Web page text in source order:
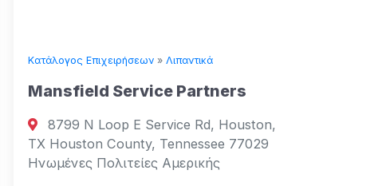
Κατάλογος Επιχειρήσεων»Λιπαντικά
Mansfield Service Partners
8799 N Loop E Service Rd, Houston,
TX Houston County, Tennessee 77029
Ηνωμένες Πολιτείες Αμερικής